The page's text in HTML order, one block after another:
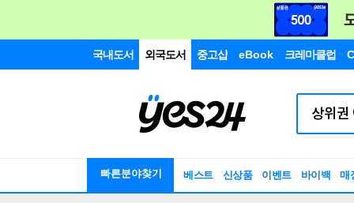
국내도서 외국도서 중고샵 eBook 크레마클럽
빠른분야찾기 베스트 신상품 이벤트 바이백 매